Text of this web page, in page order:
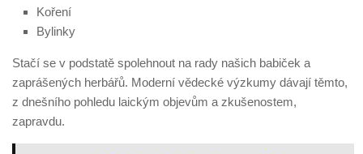
Koření
Bylinky
Stačí se v podstatě spolehnout na rady našich babiček a
zaprášených herbářů. Moderní vědecké výzkumy dávají těmto,
z dnešního pohledu laickým objevům a zkušenostem,
zapravdu.